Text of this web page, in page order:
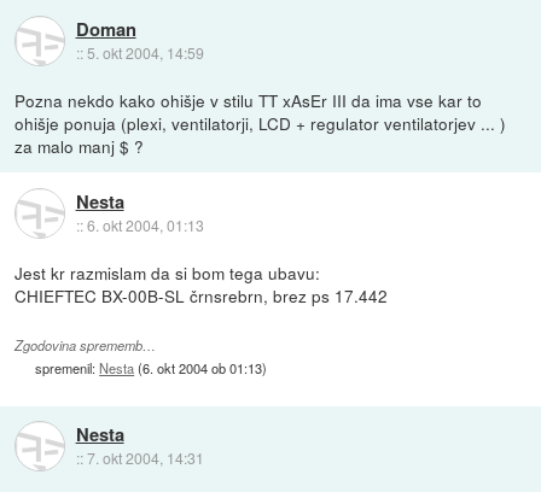
Doman
:: 5. okt 2004, 14:59
Pozna nekdo kako ohišje v stilu TT xAsEr III da ima vse kar to
ohišje ponuja (plexi, ventilatorji, LCD + regulator ventilatorjev ... )
za malo manj $ ?
Nesta
::6. okt 2004, 01:13
Jest kr razmislam da si bom tega ubavu:
CHIEFTEC BX-00B-SL črnsrebrn, brez ps 17.442
Zgodovina sprememb…
spremenil:Nesta(6. okt 2004 ob 01:13)
Nesta
::7. okt 2004, 14:31